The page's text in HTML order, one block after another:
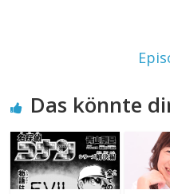
Das könnte